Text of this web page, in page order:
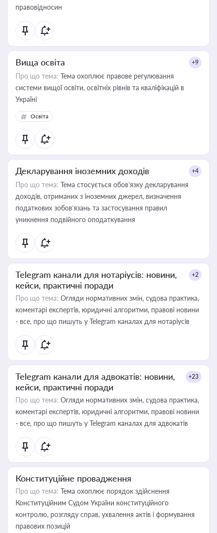
правовідносин
Вища освіта +9
Про що тема: Тема охоплює правове регулювання
системи вищої освіти, освітніх рівнів та кваліфікацій в
Україні
Освіта
Декларування іноземних доходів +4
Про що тема: Тема стосується обов’язку декларування
доходів, отриманих з іноземних джерел, визначення
податкових зобов’язань та застосування правил
уникнення подвійного оподаткування
Telegram канали для нотаріусів: новини,
кейси, практичні поради
+2
Про що тема: Огляди нормативних змін, судова практика,
коментарі експертів, юридичні алгоритми, правові новини
- все, про що пишуть у Telegram каналах для нотаріусів
Telegram канали для адвокатів: новини,
кейси, практичні поради
+23
Про що тема: Огляди нормативних змін, судова практика,
коментарі експертів, юридичні алгоритми, правові новини
- все, про що пишуть у Telegram каналах для адвокатів
Конституційне провадження
Про що тема: Тема охоплює порядок здійснення
Конституційним Судом України конституційного
контролю, розгляду справ, ухвалення актів і формування
правових позицій